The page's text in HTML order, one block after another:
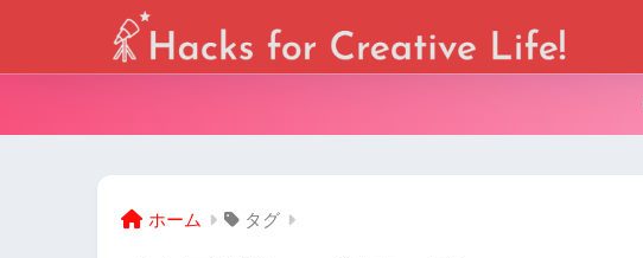
ホーム タグ